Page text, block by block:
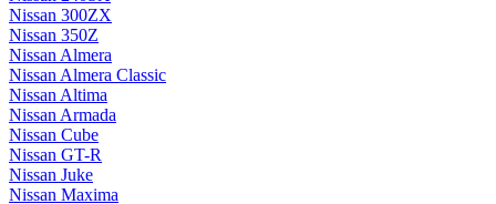
Nissan 300ZX
Nissan 350Z
Nissan Almera
Nissan Almera Classic
Nissan Altima
Nissan Armada
Nissan Cube
Nissan GT-R
Nissan Juke
Nissan Maxima